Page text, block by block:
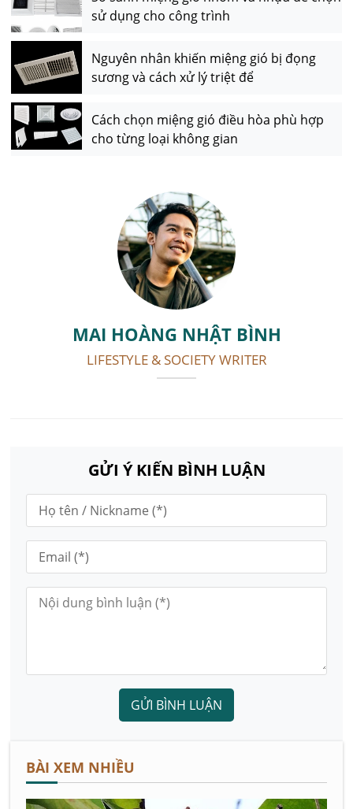
sử dụng cho công trình
Nguyên nhân khiến miệng gió bị đọng
sương và cách xử lý triệt để
Cách chọn miệng gió điều hòa phù hợp
cho từng loại không gian
MAI HOÀNG NHẬT BÌNH
LIFESTYLE & SOCIETY WRITER
GỬI Ý KIẾN BÌNH LUẬN
GỬI BÌNH LUẬN
BÀI XEM NHIỀU